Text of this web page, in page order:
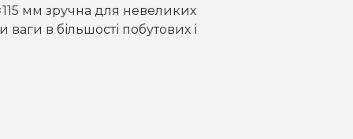
мм зручна для невеликих
в більшості побутових і